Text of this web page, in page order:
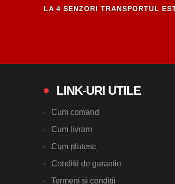
LA 4 SENZORI TRANSPORTUL
LINK-URI UTILE
Cum comand
Cum livram
Cum platesc
Conditii de garantie
Termeni si conditii